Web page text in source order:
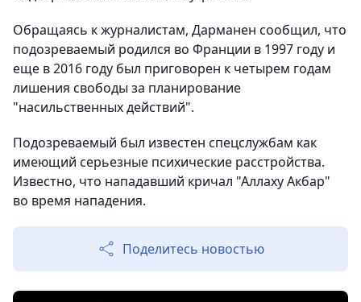
Обращаясь к журналистам, Дарманен сообщил, что
подозреваемый родился во Франции в 1997 году и
еще в 2016 году был приговорен к четырем годам
лишения свободы за планирование
"насильственных действий".
Подозреваемый был известен спецслужбам как
имеющий серьезные психические расстройства.
Известно, что нападавший кричал "Аллаху Акбар"
во время нападения.
Поделитесь новостью